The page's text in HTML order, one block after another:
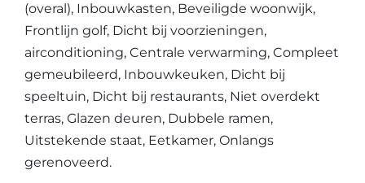
(overal), Inbouwkasten, Beveiligde woonwijk,
Frontlijn golf, Dicht bij voorzieningen,
airconditioning, Centrale verwarming, Compleet
gemeubileerd, Inbouwkeuken, Dicht bij
speeltuin, Dicht bij restaurants, Niet overdekt
terras, Glazen deuren, Dubbele ramen,
Uitstekende staat, Eetkamer, Onlangs
gerenoveerd.